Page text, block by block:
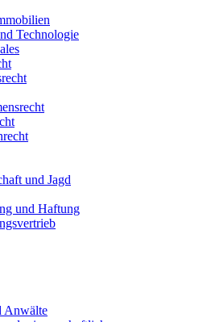
Technologie
und Jagd
und Haftung
Anwälte